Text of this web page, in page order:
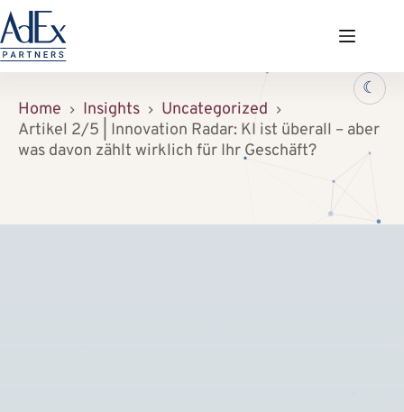
Zum
Inhalt
springen
Home Insights
Uncategorized
Artikel 2/5 | Innovation Radar: KI ist überall – aber
was davon zählt wirklich für Ihr Geschäft?
☾